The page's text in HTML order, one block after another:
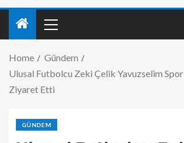
Home
Gündem
Ulusal Futbolcu Zeki Çelik Yavuzselim Spor
Ziyaret Etti
GÜNDEM